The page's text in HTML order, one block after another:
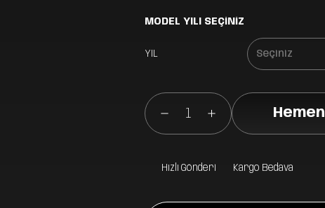
MODEL YILI SEÇİNİZ
YIL
Hızlı Gönderi Kargo Bedava